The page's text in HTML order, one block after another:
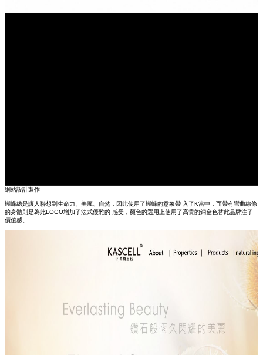
網站設計製作
蝴蝶總是讓人聯想到生命力、美麗、自然，因此使用了蝴蝶的意象帶 入了K當中，而帶有彎曲線條
的身體則是為此LOGO增加了法式優雅的 感受，顏色的選用上使用了高貴的銅金色替此品牌注了
價值感。